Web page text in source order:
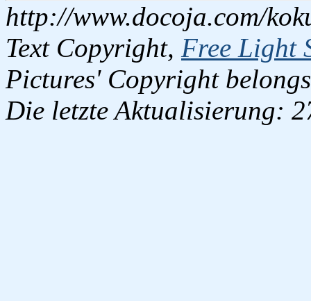
http://www.docoja.com/
Text Copyright, Free Light
Pictures' Copyright
Die letzte Aktualisierung: